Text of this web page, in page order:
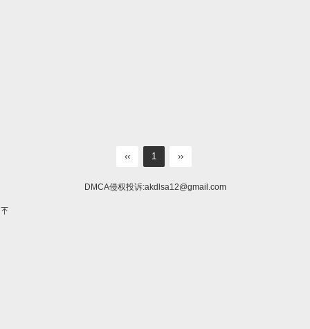
‹‹ 1 ››
DMCA侵权投诉:akdlsa12@gmail.com